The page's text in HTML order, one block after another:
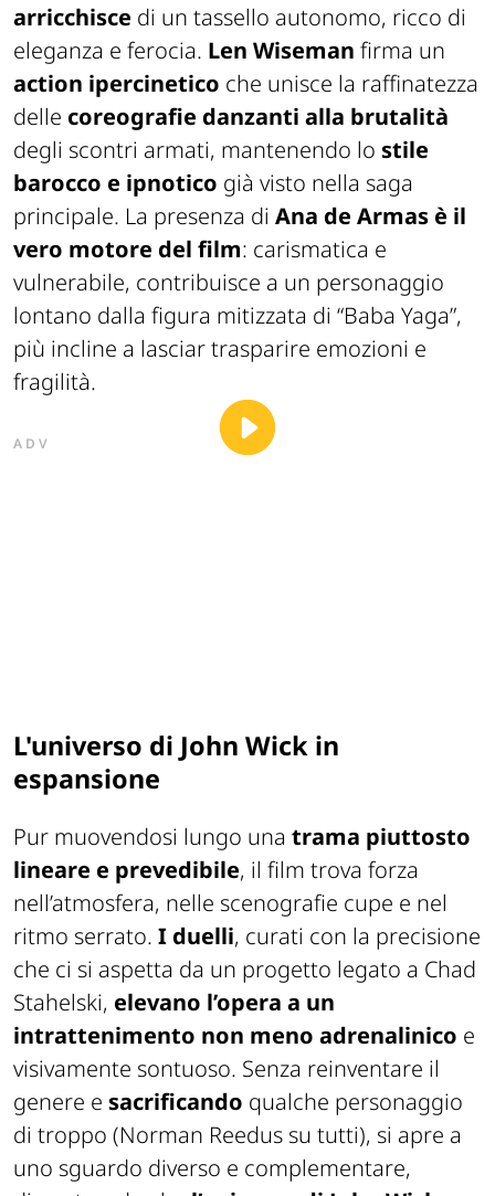
arricchisce di un tassello autonomo, ricco di
eleganza e ferocia. Len Wiseman firma un
action ipercinetico che unisce la raffinatezza
delle coreografie danzanti alla brutalità
degli scontri armati, mantenendo lo stile
barocco e ipnotico già visto nella saga
principale. La presenza di Ana de Armas è il
vero motore del film: carismatica e
vulnerabile, contribuisce a un personaggio
lontano dalla figura mitizzata di “Baba Yaga”,
più incline a lasciar trasparire emozioni e
fragilità.
ADV
L'universo di John Wick in
espansione
Pur muovendosi lungo una trama piuttosto
lineare e prevedibile, il film trova forza
nell’atmosfera, nelle scenografie cupe e nel
ritmo serrato. I duelli, curati con la precisione
che ci si aspetta da un progetto legato a Chad
Stahelski, elevano l’opera a un
intrattenimento non meno adrenalinico e
visivamente sontuoso. Senza reinventare il
genere e sacrificando qualche personaggio
di troppo (Norman Reedus su tutti), si apre a
uno sguardo diverso e complementare,